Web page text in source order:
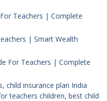
Teachers | Complete
| Smart Wealth
For Teachers | Complete
child insurance plan India
teachers children, best child